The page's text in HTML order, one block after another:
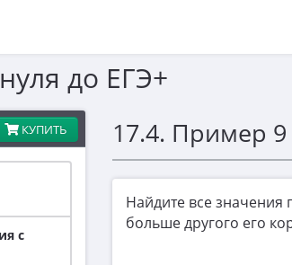
до ЕГЭ+
КУПИТЬ
с
17.4. Пример 9
Найдите все значения
больше другого его